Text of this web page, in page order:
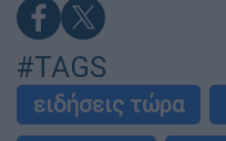
#TAGS
ειδήσεις τώρα